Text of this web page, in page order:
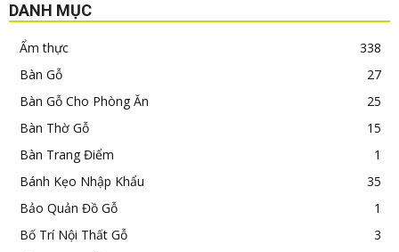
DANH MỤC
Ẩm thực
338
Bàn Gỗ
27
Bàn Gỗ Cho Phòng Ăn
25
Bàn Thờ Gỗ
15
Bàn Trang Điểm
1
Bánh Kẹo Nhập Khẩu
35
Bảo Quản Đồ Gỗ
1
Bố Trí Nội Thất Gỗ
3